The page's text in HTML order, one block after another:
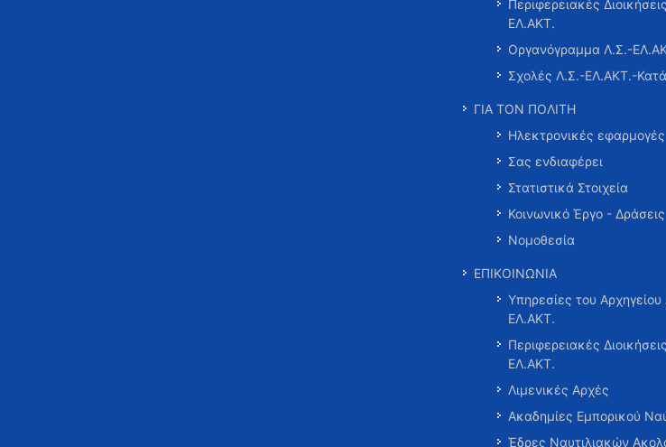
Περιφερειακές
ΕΛ.ΑΚΤ.
Οργανόγραμμα Λ.Σ.-
Σχολές Λ.Σ.-ΕΛ.ΑΚΤ.-
ΓΙΑ ΤΟΝ ΠΟΛΙΤΗ
Ηλεκτρονικές εφαρμογές
Σας ενδιαφέρει
Στατιστικά Στοιχεία
Κοινωνικό Έργο - Δράσεις
Νομοθεσία
ΕΠΙΚΟΙΝΩΝΙΑ
Υπηρεσίες του
ΕΛ.ΑΚΤ.
Περιφερειακές
ΕΛ.ΑΚΤ.
Λιμενικές Αρχές
Ακαδημίες Εμπορικού
Έδρες Ναυτιλιακών